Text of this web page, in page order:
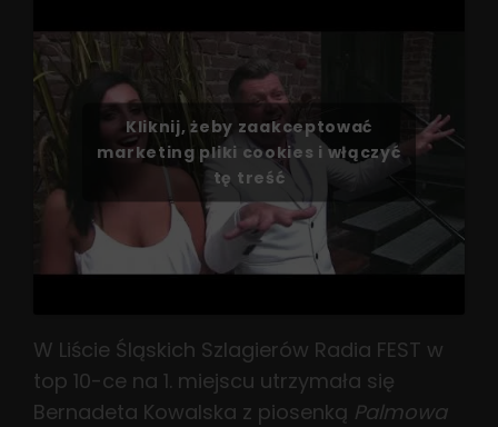
Kliknij, żeby zaakceptować
marketing pliki cookies i włączyć
tę treść
W Liście Śląskich Szlagierów Radia FEST w
top 10-ce na 1. miejscu utrzymała się
Bernadeta Kowalska z piosenką Palmowa